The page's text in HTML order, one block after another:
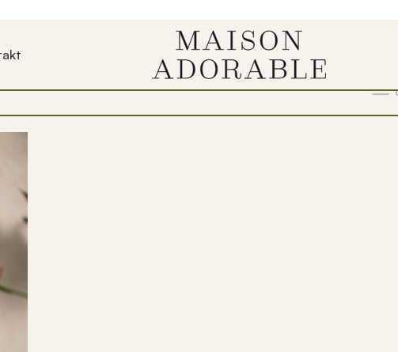
Show 9 12 18 24